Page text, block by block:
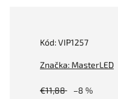
Kód:VIP1257
Značka: MasterLED
€11,88 –8 %